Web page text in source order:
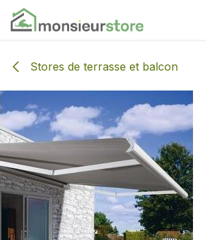
Se rendre au contenu
Stores de terrasse et balcon